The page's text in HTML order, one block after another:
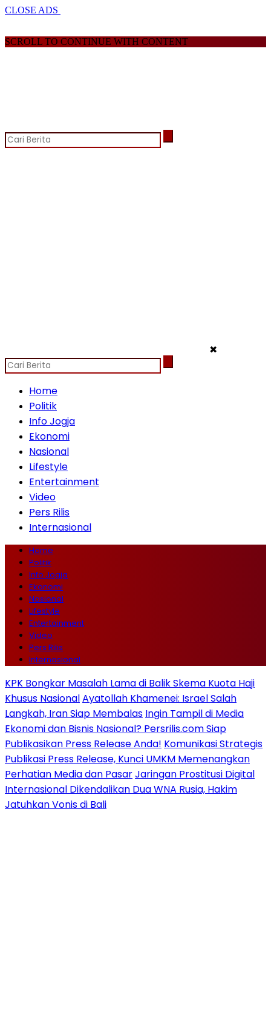
CLOSE ADS
SCROLL TO CONTINUE WITH CONTENT
✖
Home
Politik
Info Jogja
Ekonomi
Nasional
Lifestyle
Entertainment
Video
Pers Rilis
Internasional
Home
Politik
Info Jogja
Ekonomi
Nasional
Lifestyle
Entertainment
Video
Pers Rilis
Internasional
KPK Bongkar Masalah Lama di Balik Skema Kuota Haji
Khusus NasionalAyatollah Khamenei: Israel Salah
Langkah, Iran Siap Membalas Ingin Tampil di Media
Ekonomi dan Bisnis Nasional? Persrilis.com Siap
Publikasikan Press Release Anda! Komunikasi Strategis
Publikasi Press Release, Kunci UMKM Memenangkan
Perhatian Media dan PasarJaringan Prostitusi Digital
Internasional Dikendalikan Dua WNA Rusia, Hakim
Jatuhkan Vonis di Bali